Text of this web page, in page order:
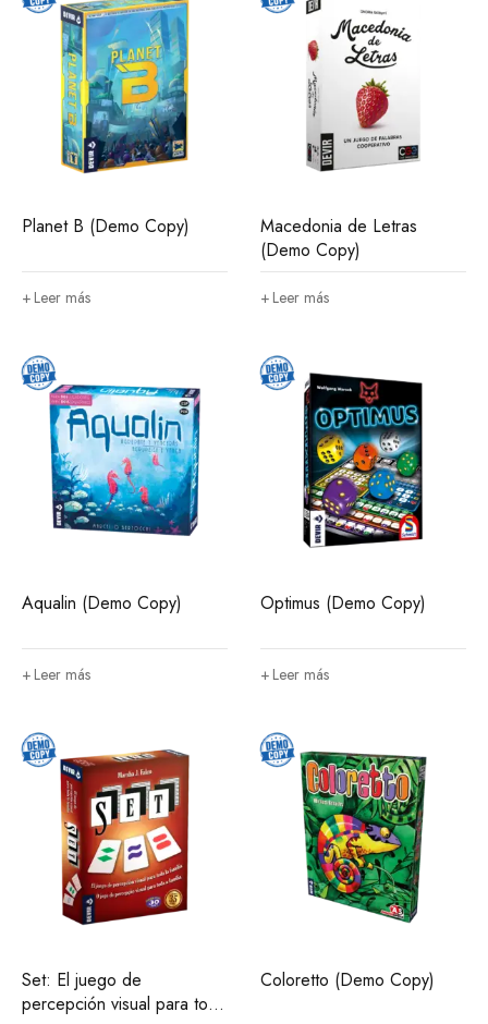
Planet B (Demo Copy)
Leer más
Macedonia de Letras
(Demo Copy)
Leer más
Aqualin (Demo Copy)
Leer más
Optimus (Demo Copy)
Leer más
Set: El juego de
percepción visual para toda
Coloretto (Demo Copy)